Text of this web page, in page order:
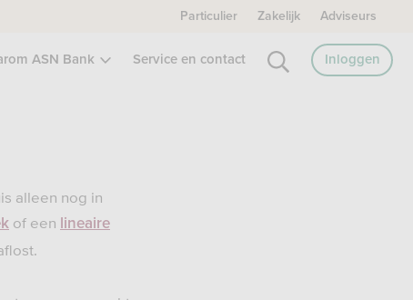
Particulier Zakelijk Adviseurs
ASN Bank Service en contact Inloggen
alleen nog in
of een lineaire